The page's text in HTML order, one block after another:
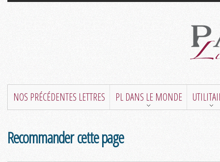
NOS PRÉCÉDENTES LETTRES PL DANS LE MONDE
Recommander cette page